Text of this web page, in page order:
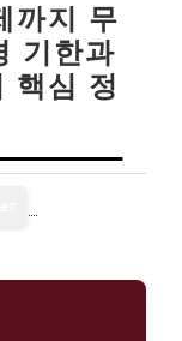
까지 무
기한과
핵심 정